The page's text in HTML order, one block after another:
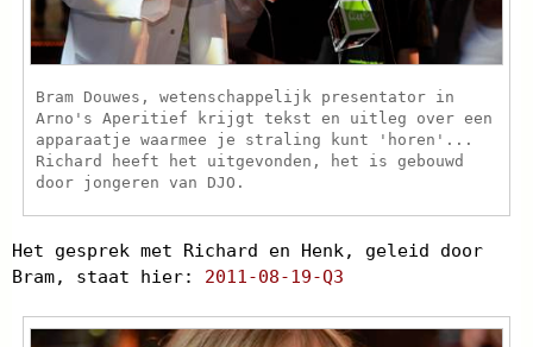
Bram Douwes, wetenschappelijk presentator in
Arno's Aperitief krijgt tekst en uitleg over een
apparaatje waarmee je straling kunt 'horen'...
Richard heeft het uitgevonden, het is gebouwd
door jongeren van DJO.
Het gesprek met Richard en Henk, geleid door
Bram, staat hier: 2011-08-19-Q3